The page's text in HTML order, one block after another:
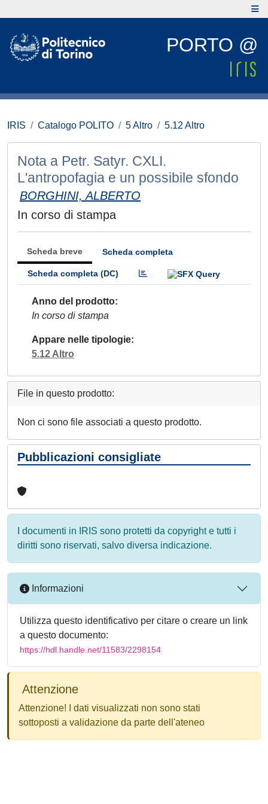
PORTO @
IRIS Catalogo POLITO 5 Altro 5.12 Altro
Nota a Petr. Satyr. CXLI.
L'antropofagia e un possibile sfondo
BORGHINI, ALBERTO
In corso di stampa
Scheda breve Scheda completa
Scheda completa (DC)
Anno del prodotto
In corso di stampa
Appare nelle tipologie
5.12 Altro
File in questo prodotto:
Non ci sono file associati a questo prodotto.
Pubblicazioni consigliate
I documenti in IRIS sono protetti da copyright e tutti i
diritti sono riservati, salvo diversa indicazione.
Informazioni
Utilizza questo identificativo per citare o creare un link
a questo documento:
https://hdl.handle.net/11583/2298154
Attenzione
Attenzione! I dati visualizzati non sono stati
sottoposti a validazione da parte dell'ateneo